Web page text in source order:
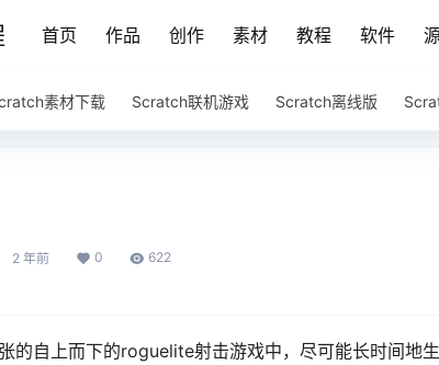
首页 作品 创作 素材 教程 软件
素材下载 Scratch联机游戏 Scratch离线版
2 年前 0 622
的自上而下的roguelite射击游戏中，尽可能长时间地